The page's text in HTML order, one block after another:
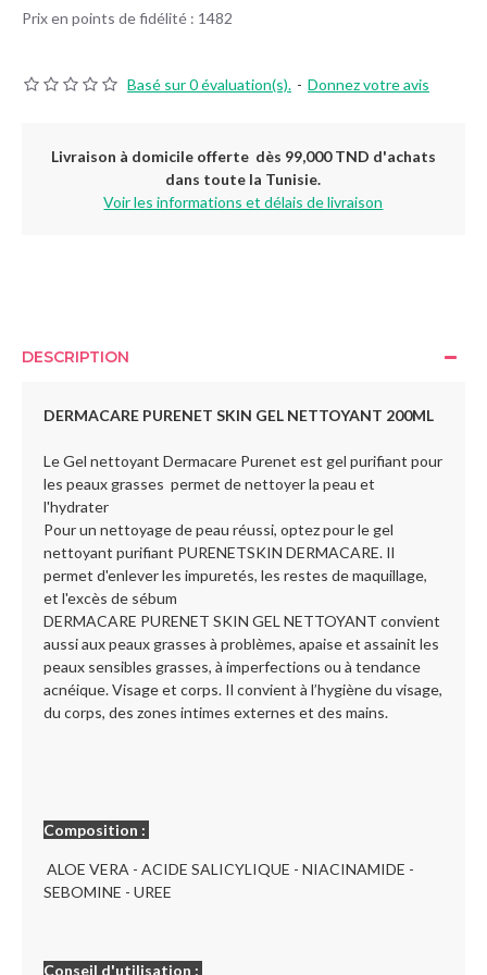
Basé sur 0 évaluation(s). - Donnez votre avis
Prix en points de fidélité : 1482
Livraison à domicile offerte dès 99,000 TND d'achats
dans toute la Tunisie.
Voir les informations et délais de livraison
DESCRIPTION
DERMACARE PURENET SKIN GEL NETTOYANT 200ML
Le Gel nettoyant Dermacare Purenet est gel purifiant pour
les peaux grasses permet de nettoyer la peau et
l'hydrater
Pour un nettoyage de peau réussi, optez pour le gel
nettoyant purifiant PURENETSKIN DERMACARE. Il
permet d'enlever les impuretés, les restes de maquillage,
et l'excès de sébum
DERMACARE PURENET SKIN GEL NETTOYANT convient
aussi aux peaux grasses à problèmes, apaise et assainit les
peaux sensibles grasses, à imperfections ou à tendance
acnéique. Visage et corps. Il convient à l’hygiène du visage,
du corps, des zones intimes externes et des mains.
Composition :
ALOE VERA - ACIDE SALICYLIQUE - NIACINAMIDE -
SEBOMINE - UREE
Conseil d'utilisation :